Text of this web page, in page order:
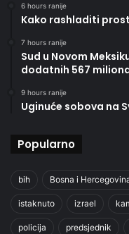
6 hours ranije
Kako rashladiti
7 hours ranije
Sud u Novom
dodatnih 567
9 hours ranije
Uginuće sobova na
Popularno
bih Bosna i
istaknuto izrael
policija predsjednik